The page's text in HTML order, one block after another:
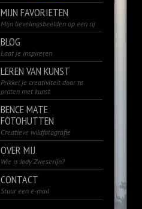
MIJN FAVORIETEN
Mijn lievelingsbeelden op een rij
BLOG
Laat je inspireren
LEREN VAN KUNST
Prikkel je creativiteit door te
praten met kunst
BENCE MATE
FOTOHUTTEN
Creatieve wildfotografie
OVER MIJ
Wie is Jody Zweserijn?
CONTACT
Stuur een e-mail